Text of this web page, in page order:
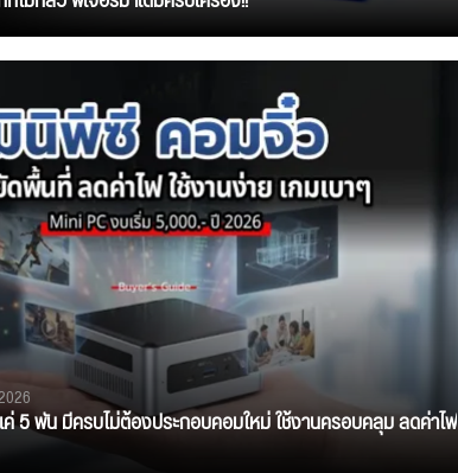
5 พัน มีครบไม่ต้องประกอบคอมใหม่ ใช้งานครอบคลุม ลดค่าไฟ